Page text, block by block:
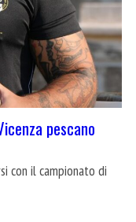
pescano
con il campionato di